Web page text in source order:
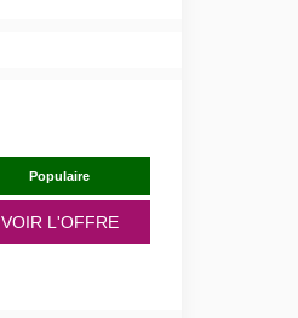
Populaire
VOIR L'OFFRE